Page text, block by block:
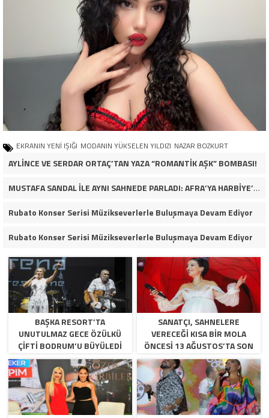
EKRANIN YENİ IŞIĞI MODANIN YÜKSELEN YILDIZI NAZAR BOZKURT
AYLİNCE VE SERDAR ORTAÇ’TAN YAZA “ROMANTİK AŞK” BOMBASI!
MUSTAFA SANDAL İLE AYNI SAHNEDE PARLADI: AFRA’YA HARBİYE’DE BÜYÜK ALKIŞ
Rubato Konser Serisi Müzikseverlerle Buluşmaya Devam Ediyor
Rubato Konser Serisi Müzikseverlerle Buluşmaya Devam Ediyor
BAŞKA RESORT’TA
UNUTULMAZ GECE ÖZÜLKÜ
ÇIFTI BODRUM’U BÜYÜLEDI
SANATÇI, SAHNELERE
VERECEĞİ KISA BİR MOLA
ÖNCESİ 13 AĞUSTOS’TA SON
KEZ HARBİYE’DE OLACAK!